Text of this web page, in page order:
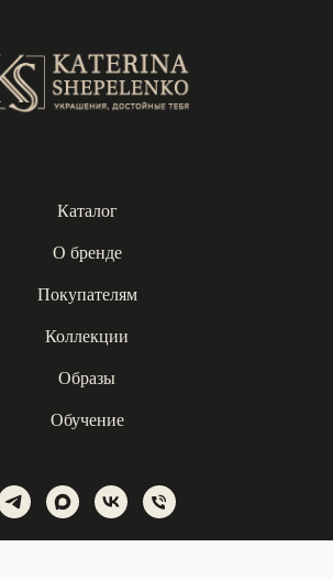
Каталог
О бренде
Покупателям
Коллекции
Образы
Обучение